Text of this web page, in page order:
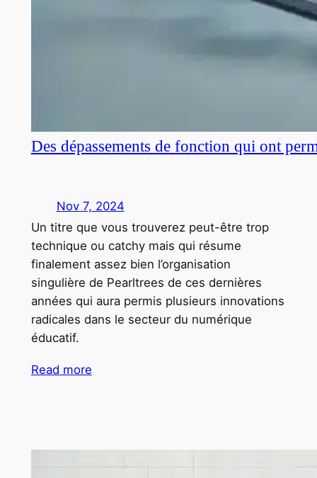
Des dépassements de fonction qui ont
Nov 7, 2024
Un titre que vous trouverez peut-être trop
technique ou catchy mais qui résume
finalement assez bien l’organisation
singulière de Pearltrees de ces dernières
années qui aura permis plusieurs innovations
radicales dans le secteur du numérique
éducatif.
Read more